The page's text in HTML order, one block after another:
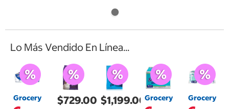
Lo Más Vendido En Línea...
Grocery $729.00 $1,199.00Grocery Grocery